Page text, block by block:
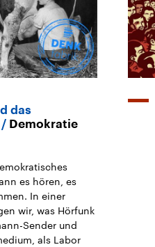
das
Demokratie
es hören, es
In einer
wir, was Hörfunk
Sender und
als Labor